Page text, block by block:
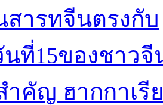
สารทจีนตรงกับ
นที่15ของชาวจี
ำคัญ ฮากกาเรี